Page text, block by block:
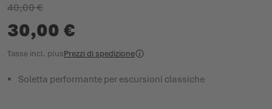
30,00 €
40,00 €
Tasse incl. plusPrezzi di spedizione
Soletta performante per escursioni classiche